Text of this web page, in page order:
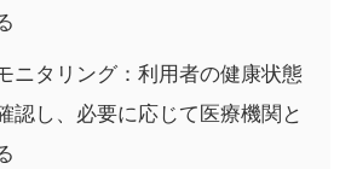
ニタリング：利用者の健康状態
認し、必要に応じて医療機関と